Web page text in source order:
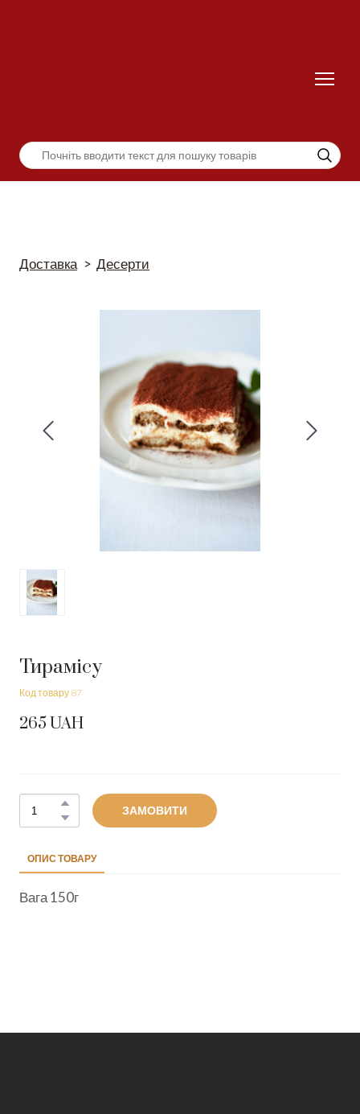
Доставка Десерти
Тирамісу
Код товару 87
265 UAH
ЗАМОВИТИ
ОПИС ТОВАРУ
Вага 150г